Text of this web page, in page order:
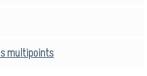
multipoints